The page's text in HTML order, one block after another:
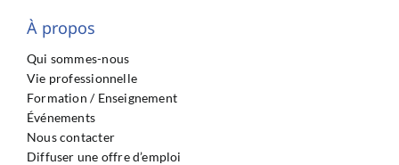
À propos
Qui sommes-nous
Vie professionnelle
Formation / Enseignement
Événements
Nous contacter
Diffuser une offre d’emploi